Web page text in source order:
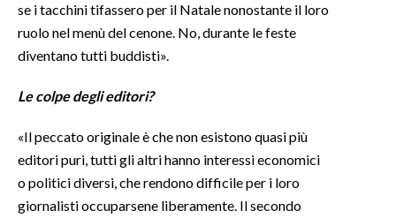
se i tacchini tifassero per il Natale nonostante il loro
ruolo nel menù del cenone. No, durante le feste
diventano tutti buddisti».
Le colpe degli editori?
«Il peccato originale è che non esistono quasi più
editori puri, tutti gli altri hanno interessi economici
o politici diversi, che rendono difficile per i loro
giornalisti occuparsene liberamente. Il secondo